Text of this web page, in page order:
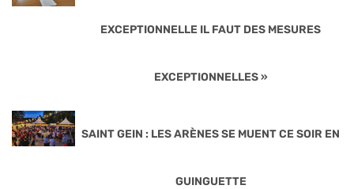
EXCEPTIONNELLE IL FAUT DES MESURES
EXCEPTIONNELLES »
SAINT GEIN : LES ARÈNES SE MUENT CE SOIR EN
GUINGUETTE